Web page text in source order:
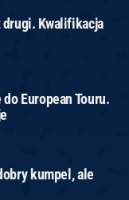
drugi. Kwalifikacja
European Touru.
kumpel, ale